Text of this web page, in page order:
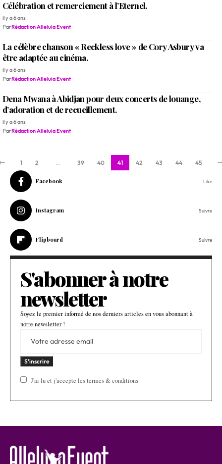
Célébration et remerciement à l’Eternel.
il y a 6 ans
ParRédaction Alleluia Event
La célèbre chanson « Reckless love » de Cory Asbury va
être adaptée au cinéma.
il y a 6 ans
ParRédaction Alleluia Event
Dena Mwana à Abidjan pour deux concerts de louange,
d’adoration et de recueillement.
il y a 6 ans
ParRédaction Alleluia Event
1 2 … 39 40 41 42 43 44 45
Facebook Like
Instagram Suivre
Flipboard Suivre
S'abonner à notre
newsletter
Soyez le premier informé de nos derniers articles en vous abonnant à
notre newsletter !
J'ai lu et j'accepte les termes & conditions